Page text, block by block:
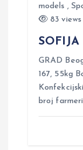
models ,
83 views
SOFIJA
GRAD
167, 55kg
broj